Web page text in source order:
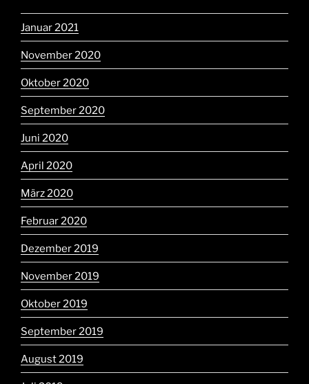
Januar 2021
November 2020
Oktober 2020
September 2020
Juni 2020
April 2020
März 2020
Februar 2020
Dezember 2019
November 2019
Oktober 2019
September 2019
August 2019